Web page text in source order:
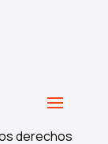
derechos